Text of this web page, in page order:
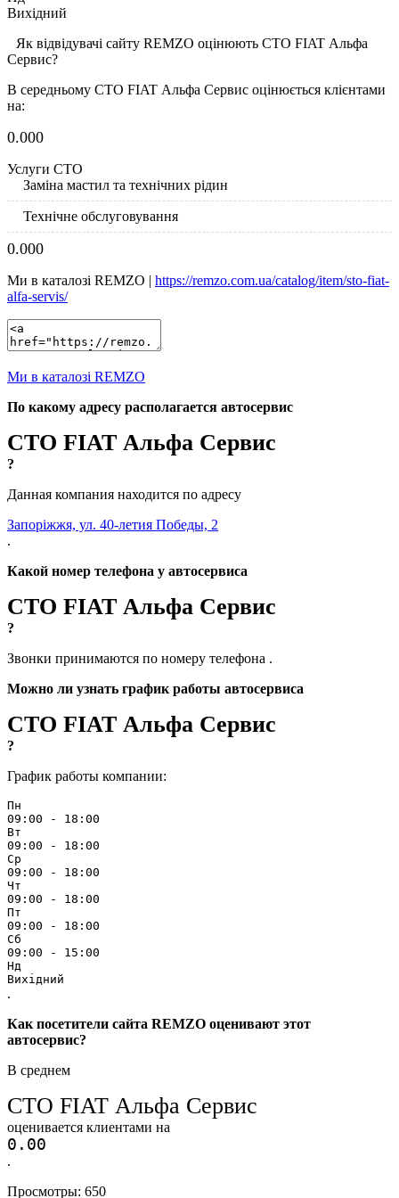
Вихідний
Як відвідувачі сайту REMZO оцінюють СТО FIAT Альфа
Сервис?
В середньому СТО FIAT Альфа Сервис оцінюється клієнтами
на:
0.000
Услуги СТО
Заміна мастил та технічних рідин
Технічне обслуговування
0.000
Ми в каталозі REMZO | https://remzo.com.ua/catalog/item/sto-fiat-
alfa-servis/
Ми в каталозі REMZO
По какому адресу располагается автосервис
СТО FIAT Альфа Сервис
?
Данная компания находится по адресу
Запоріжжя, ул. 40-летия Победы, 2
.
Какой номер телефона у автосервиса
СТО FIAT Альфа Сервис
?
Звонки принимаются по номеру телефона .
Можно ли узнать график работы автосервиса
СТО FIAT Альфа Сервис
?
График работы компании:
Пн
09:00 - 18:00
Вт
09:00 - 18:00
Ср
09:00 - 18:00
Чт
09:00 - 18:00
Пт
09:00 - 18:00
Сб
09:00 - 15:00
Нд
Вихідний
.
Как посетители сайта REMZO оценивают этот
автосервис?
В среднем
СТО FIAT Альфа Сервис
оценивается клиентами на
0.00
.
Просмотры: 650